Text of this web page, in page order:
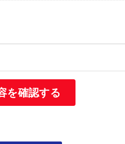
下に示す目的で利用いたします。